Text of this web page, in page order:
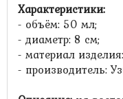
Характеристики:
- объём: 50 мл;
- диаметр: 8 см;
- материал
- производитель: